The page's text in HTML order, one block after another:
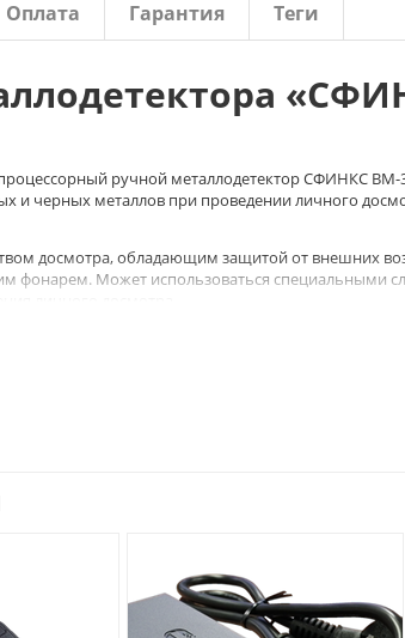
Оплата Гарантия Теги
ручной металлодетектор СФИНКС ВМ-
и черных металлов при проведении личного
досмотра, обладающим защитой от внешних
фонарем. Может использоваться специальными
в которой нашли свои отражения все